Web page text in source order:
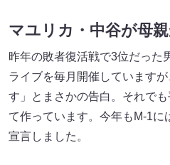
マユリカ・中谷が母
昨年の敗者復活戦で3位だった
ライブを毎月開催しています
す」とまさかの告白。それで
て作っています。今年もM-1に
宣言しました。